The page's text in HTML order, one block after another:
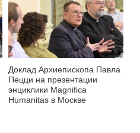
Доклад Архиепископа Павла
Пецци на презентации
энциклики Magnifica
Нumanitas в Москве